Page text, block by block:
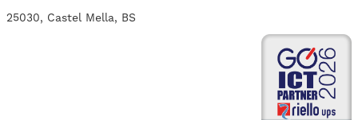
25030, Castel Mella, BS